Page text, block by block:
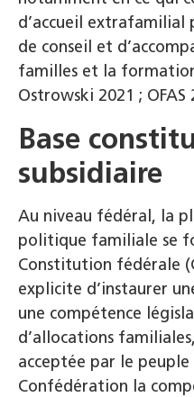
d’accueil
de conseil et
familles et la
Ostrowski 2021 ; OFAS
Base
subsidiaire
Au niveau fédéral, la
politique familiale se
Constitution fédérale
explicite d’instaurer
une compétence
d’allocations
acceptée par le
Confédération la